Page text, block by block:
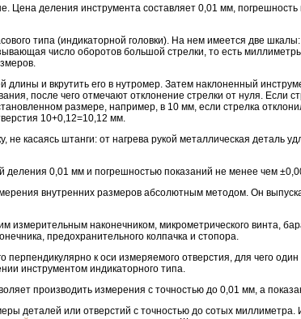
деления инструмента составляет 0,01 мм, погрешность
типа (индикаторной головки). На нем имеется две
число оборотов большой стрелки, то есть
и вкрутить его в нутромер. Затем наклоненный
после чего отмечают отклонение стрелки от нуля. Если
размере, например, в 10 мм, если стрелка
10+0,12=10,12 мм.
касаясь штанги: от нагрева рукой металлическая деталь
деления 0,01 мм и погрешностью показаний не менее чем
внутренних размеров абсолютным методом. Он
измерительным наконечником, микрометрического винта,
предохранительного колпачка и стопора.
к оси измеряемого отверстия, для чего
инструментом индикаторного типа.
производить измерения с точностью до 0,01 мм, а
деталей или отверстий с точностью до сотых миллиметра.